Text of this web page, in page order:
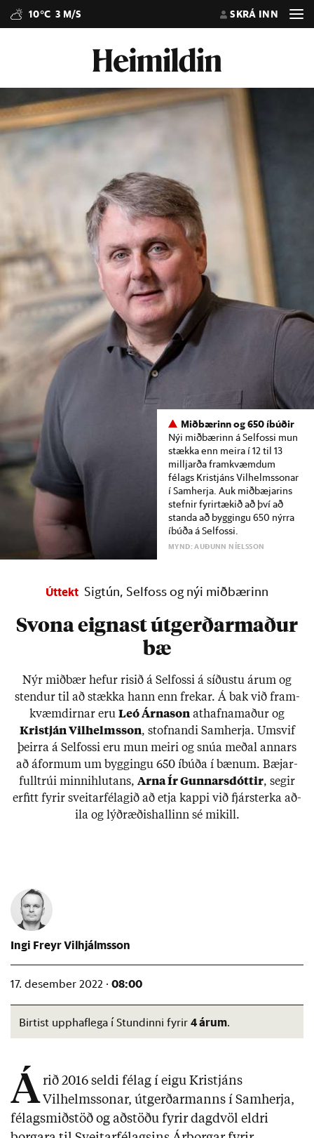
10°C 3 M/S SKRÁ INN
Úttekt Sigtún, Selfoss og nýi miðbærinn
Svona eignast útgerðarmaður
bæ
Nýr mið­bær hef­ur ris­ið á Sel­fossi á síð­ustu ár­um og
stend­ur til að stækka hann enn frek­ar. Á bak við fram­
kvæmd­irn­ar eru Leó Árna­son at­hafna­mað­ur og
Kristján Vil­helms­son, stofn­andi Sam­herja. Um­svif
þeirra á Sel­fossi eru mun meiri og snúa með­al ann­ars
að áform­um um bygg­ingu 650 íbúða í bæn­um. Bæj­ar­
full­trúi minni­hlut­ans, Arna Ír Gunn­ars­dótt­ir, seg­ir
erfitt fyr­ir sveit­ar­fé­lag­ið að etja kappi við fjár­sterka að­
ila og lýð­ræð­is­hall­inn sé mik­ill.
Miðbærinn og 650 íbúðir
Nýi miðbærinn á Selfossi mun
stækka enn meira í 12 til 13
milljarða framkvæmdum
félags Kristjáns Vilhelmssonar
í Samherja. Auk miðbæjarins
stefnir fyrirtækið að því að
standa að byggingu 650 nýrra
íbúða á Selfossi.
MYND: AUÐUNN NÍELSSON
Ingi Freyr Vilhjálmsson
17. desember 2022 · 08:00
Birtist upphaflega í Stundinni fyrir 4 árum.
Árið 2016 seldi félag í eigu Kristjáns
Vilhelmssonar, útgerðarmanns í Samherja,
félagsmiðstöð og aðstöðu fyrir dagdvöl eldri